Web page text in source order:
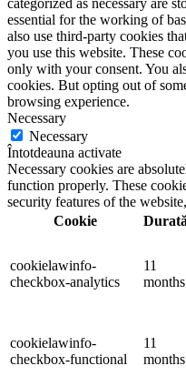
categorized as necessary are
essential for the working of
also use third-party cookies
you use this website. These
only with your consent. You
cookies. But opting out of
browsing experience.
Necessary
Necessary
Întotdeauna activate
Necessary cookies are
function properly. These
security features of the
Cookie
Durată
cookielawinfo-
checkbox-analytics
11
months
cookielawinfo-
checkbox-functional
11
months